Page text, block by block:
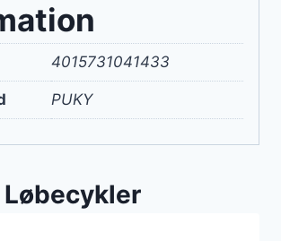
4015731041433
PUKY
Løbecykler